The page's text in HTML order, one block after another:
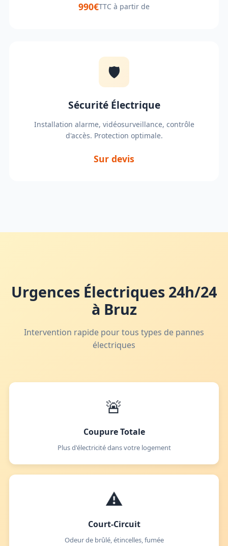
990€TTC à partir de
🛡️
Sécurité Électrique
Installation alarme, vidéosurveillance, contrôle
d'accès. Protection optimale.
Sur devis
Urgences Électriques 24h/24
à Bruz
Intervention rapide pour tous types de pannes
électriques
🚨
Coupure Totale
Plus d'électricité dans votre logement
⚠️
Court-Circuit
Odeur de brûlé, étincelles, fumée